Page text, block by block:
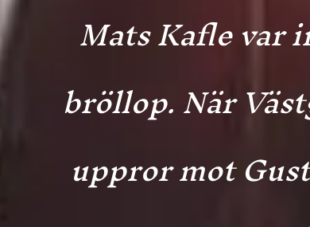
Mats Kafle var
bröllop. När
uppror mot